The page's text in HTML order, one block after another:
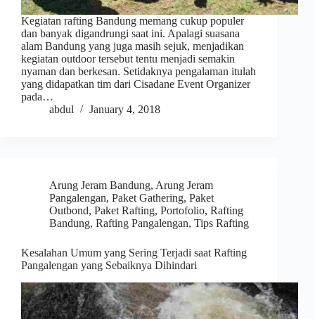
Kegiatan rafting Bandung memang cukup populer
dan banyak digandrungi saat ini. Apalagi suasana
alam Bandung yang juga masih sejuk, menjadikan
kegiatan outdoor tersebut tentu menjadi semakin
nyaman dan berkesan. Setidaknya pengalaman itulah
yang didapatkan tim dari Cisadane Event Organizer
pada…
abdul
January 4, 2018
Arung Jeram Bandung, Arung Jeram
Pangalengan, Paket Gathering, Paket
Outbond, Paket Rafting, Portofolio, Rafting
Bandung, Rafting Pangalengan, Tips Rafting
Kesalahan Umum yang Sering Terjadi saat Rafting
Pangalengan yang Sebaiknya Dihindari